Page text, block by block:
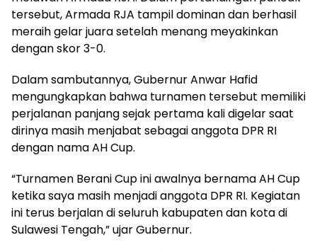
tersebut, Armada RJA tampil dominan dan berhasil
meraih gelar juara setelah menang meyakinkan
dengan skor 3-0.
Dalam sambutannya, Gubernur Anwar Hafid
mengungkapkan bahwa turnamen tersebut memiliki
perjalanan panjang sejak pertama kali digelar saat
dirinya masih menjabat sebagai anggota DPR RI
dengan nama AH Cup.
“Turnamen Berani Cup ini awalnya bernama AH Cup
ketika saya masih menjadi anggota DPR RI. Kegiatan
ini terus berjalan di seluruh kabupaten dan kota di
Sulawesi Tengah,” ujar Gubernur.